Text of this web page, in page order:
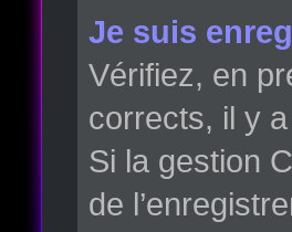
Je suis
Vérifiez, en
corrects, il y
Si la gestion
de